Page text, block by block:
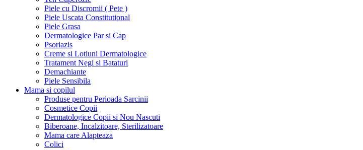
Piele cu Discromii ( Pete )
Piele Uscata Constitutional
Piele Grasa
Dermatologice Par si Cap
Psoriazis
Creme si Lotiuni Dermatologice
Tratament Negi si Bataturi
Demachiante
Piele Sensibila
Mama si copilul
Produse pentru Perioada Sarcinii
Cosmetice Copii
Dermatologice Copii si Nou Nascuti
Biberoane, Incalzitoare, Sterilizatoare
Mama care Alapteaza
Colici